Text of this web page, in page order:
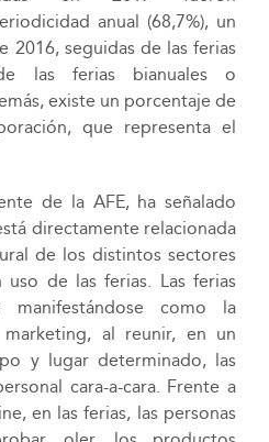
anual (68,7%), un
2016, seguidas de las ferias
las ferias bianuales o
existe un porcentaje de
que representa el
de la AFE, ha señalado
directamente relacionada
de los distintos sectores
de las ferias. Las ferias
manifestándose como la
al reunir, en un
y lugar determinado, las
cara-a-cara. Frente a
en las ferias, las personas